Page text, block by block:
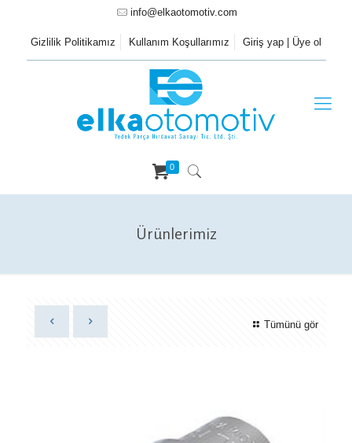
info@elkaotomotiv.com
Gizlilik Politikamız Kullanım Koşullarımız Giriş yap | Üye ol
0
Ürünlerimiz
Tümünü gör